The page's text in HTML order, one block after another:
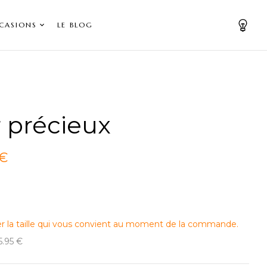
LE BLOG
précieux
la taille qui vous convient au moment de la commande.
€